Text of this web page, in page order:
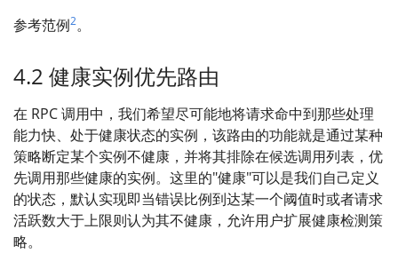
参考范例2。
4.2 健康实例优先路由
在 RPC 调用中，我们希望尽可能地将请求命中到那些处理
能力快、处于健康状态的实例，该路由的功能就是通过某种
策略断定某个实例不健康，并将其排除在候选调用列表，优
先调用那些健康的实例。这里的"健康"可以是我们自己定义
的状态，默认实现即当错误比例到达某一个阈值时或者请求
活跃数大于上限则认为其不健康，允许用户扩展健康检测策
略。